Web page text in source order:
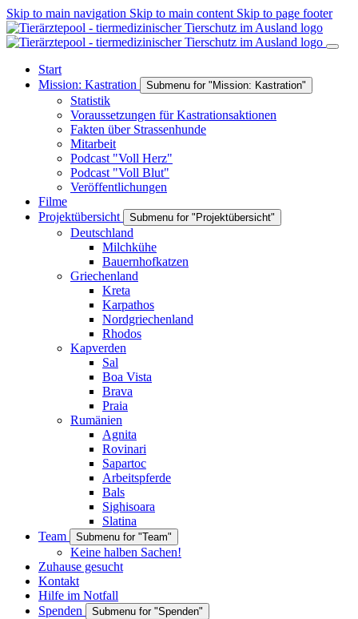
Skip to main navigation Skip to main content Skip to page footer
Start
Mission: Kastration
Submenu for "Mission: Kastration"
Statistik
Voraussetzungen für Kastrationsaktionen
Fakten über Strassenhunde
Mitarbeit
Podcast "Voll Herz"
Podcast "Voll Blut"
Veröffentlichungen
Filme
Projektübersicht
Submenu for "Projektübersicht"
Deutschland
Milchkühe
Bauernhofkatzen
Griechenland
Kreta
Karpathos
Nordgriechenland
Rhodos
Kapverden
Sal
Boa Vista
Brava
Praia
Rumänien
Agnita
Rovinari
Sapartoc
Arbeitspferde
Bals
Sighisoara
Slatina
Team
Submenu for "Team"
Keine halben Sachen!
Zuhause gesucht
Kontakt
Hilfe im Notfall
Spenden
Submenu for "Spenden"